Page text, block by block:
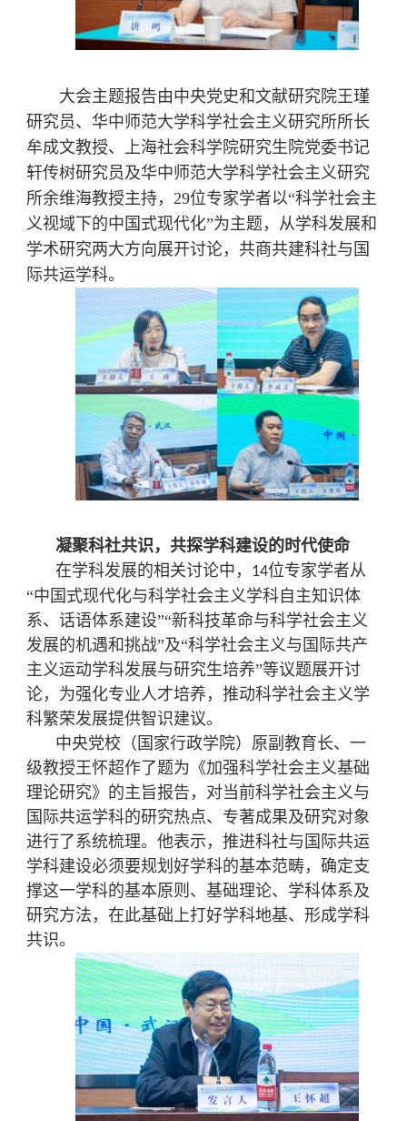
大会主题报告由中央党史和文献研究院王瑾
研究员、华中师范大学科学社会主义研究所所长
牟成文教授、上海社会科学院研究生院党委书记
轩传树研究员及华中师范大学科学社会主义研究
所余维海教授主持， 29位专家学者以“科学社会主
义视域下的中国式现代化”为主题，从学科发展和
学术研究两大方向展开讨论，共商共建科社与国
际共运学科。
凝聚科社共识，共探学科建设的时代使命
在学科发展的相关讨论中， 14位专家学者从
“中国式现代化与科学社会主义学科自主知识体
系、话语体系建设”“新科技革命与科学社会主义
发展的机遇和挑战”及“科学社会主义与国际共产
主义运动学科发展与研究生培养”等议题展开讨
论，为强化专业人才培养，推动科学社会主义学
科繁荣发展提供智识建议。
中央党校（国家行政学院）原副教育长、一
级教授王怀超作了题为《加强科学社会主义基础
理论研究》的主旨报告，对当前科学社会主义与
国际共运学科的研究热点、专著成果及研究对象
进行了系统梳理。他表示，推进科社与国际共运
学科建设必须要规划好学科的基本范畴，确定支
撑这一学科的基本原则、基础理论、学科体系及
研究方法，在此基础上打好学科地基、形成学科
共识。